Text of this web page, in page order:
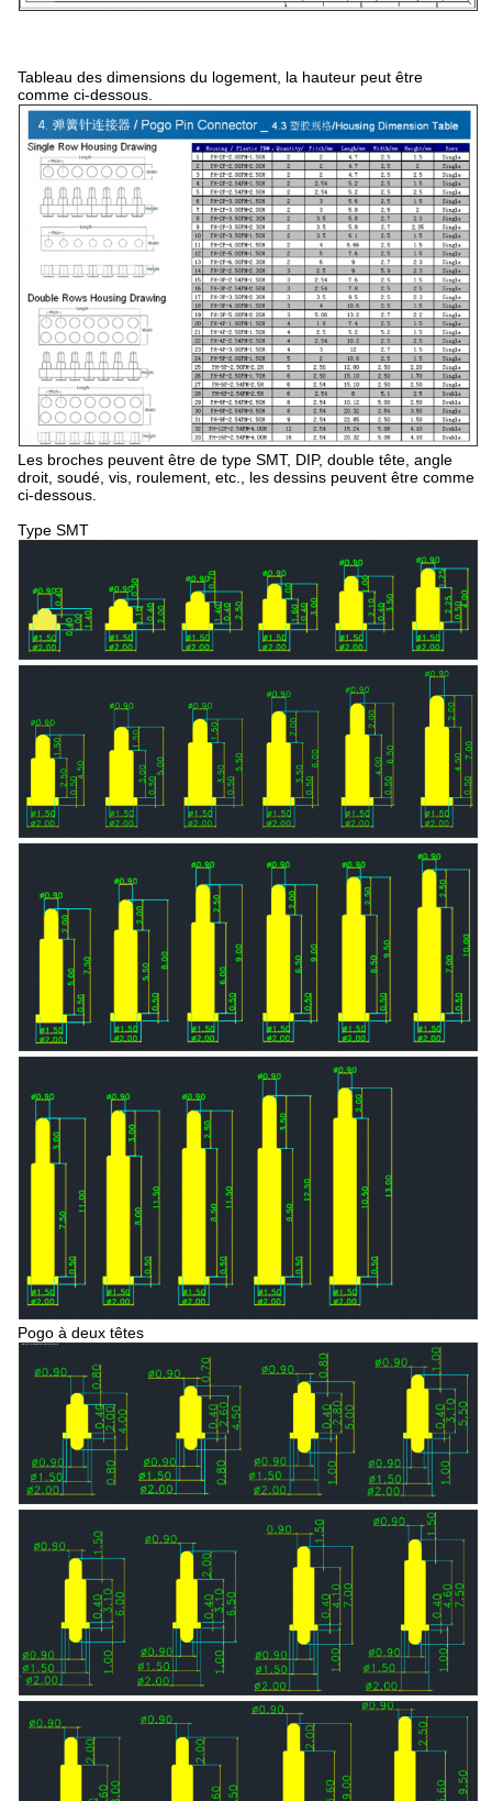
Tableau des dimensions du logement, la hauteur peut être
comme ci-dessous.
Les broches peuvent être de type SMT, DIP, double tête, angle
droit, soudé, vis, roulement, etc., les dessins peuvent être comme
ci-dessous.
Type SMT
Pogo à deux têtes